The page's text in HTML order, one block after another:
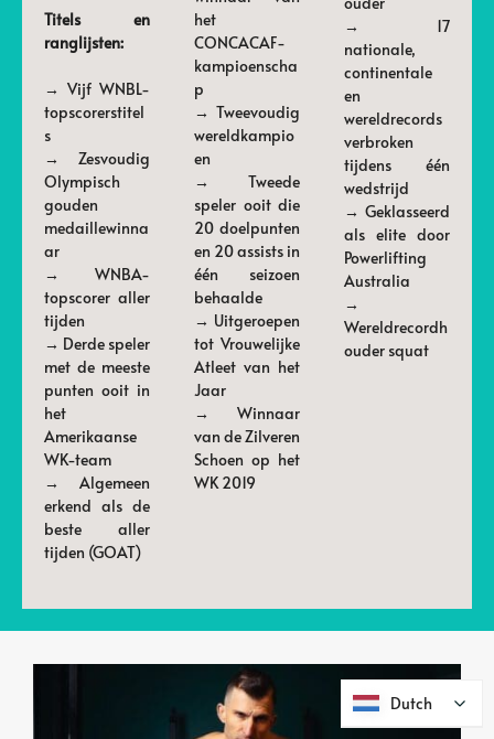
Titels en
ranglijsten:
→ Vijf WNBL-
topscorerstitel
s
→ Zesvoudig
Olympisch
gouden
medaillewinna
ar
→ WNBA-
topscorer aller
tijden
→ Derde speler
met de meeste
punten ooit in
het
Amerikaanse
WK-team
→ Algemeen
erkend als de
beste aller
tijden (GOAT)
het
CONCACAF-
kampioenscha
p
→ Tweevoudig
wereldkampio
en
→ Tweede
speler ooit die
20 doelpunten
en 20 assists in
één seizoen
behaalde
→ Uitgeroepen
tot Vrouwelijke
Atleet van het
Jaar
→ Winnaar
van de Zilveren
Schoen op het
WK 2019
→ 17
nationale,
continentale
en
wereldrecords
verbroken
tijdens één
wedstrijd
→ Geklasseerd
als elite door
Powerlifting
Australia
→
Wereldrecordh
ouder squat
Dutch
Dutch